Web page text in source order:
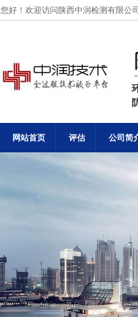
您好！欢迎访问陕西中润检测有限公
网站首页 评估 公司简